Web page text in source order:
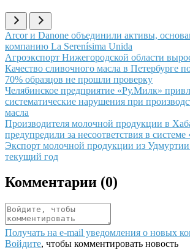
Иллюстрация новости
Arcor и Danone объединили активы,
компанию La Serenísima Unida
Иллюстрация новости
Агроэкспорт Нижегородской области
Иллюстрация новости
Качество сливочного масла в Петербурге
70% образцов не прошли проверку
Иллюстрация новости
Челябинское предприятие «Ру.Милк»
систематические нарушения при
масла
Иллюстрация новости
Производителя молочной продукции в
предупредили за несоответствия в
Иллюстрация новости
Экспорт молочной продукции из Удмуртии
текущий год
Комментарии (0)
Получать на e‑mail уведомления о новых
Войдите, чтобы комментировать новость